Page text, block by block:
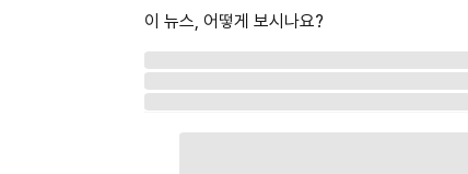
이 뉴스, 어떻게 보시나요?